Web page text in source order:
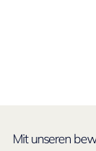
Mit unseren